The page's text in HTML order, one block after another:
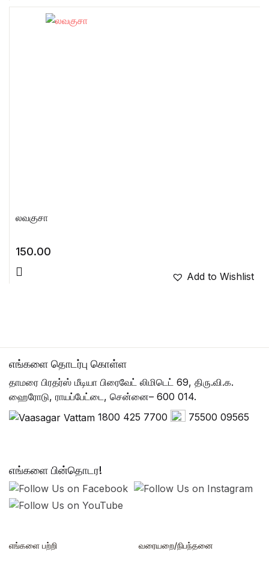
லவகுசா
150.00
Add to Wishlist
எங்களை தொடர்பு கொள்ள
தாமரை பிரதர்ஸ் மீடியா பிரைவேட் லிமிடெட் 69, திரு.வி.க.
ஹைரோடு, ராயப்பேட்டை, சென்னை– 600 014.
1800 425 7700
75500 09565
எங்களை பின்தொடர!
எங்களை பற்றி வரையறை/நிபந்தனை